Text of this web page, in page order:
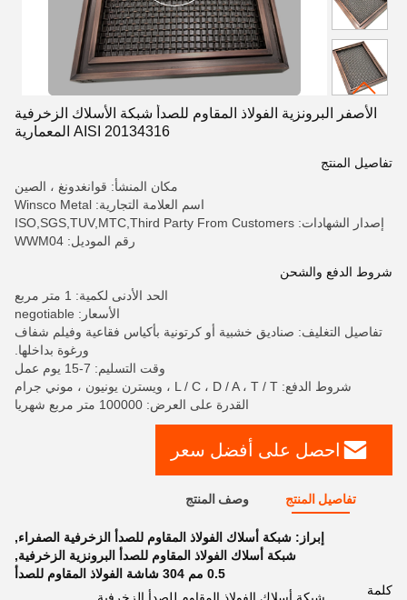
الأصفر البرونزية الفولاذ المقاوم للصدأ شبكة الأسلاك الزخرفية
AISI 20134316 المعمارية
تفاصيل المنتج
مكان المنشأ: قوانغدونغ ، الصين
اسم العلامة التجارية: Winsco Metal
إصدار الشهادات: ISO,SGS,TUV,MTC,Third Party From Customers
رقم الموديل: WWM04
شروط الدفع والشحن
الحد الأدنى لكمية: 1 متر مربع
الأسعار: negotiable
تفاصيل التغليف: صناديق خشبية أو كرتونية بأكياس فقاعية وفيلم شفاف
ورغوة بداخلها.
وقت التسليم: 7-15 يوم عمل
شروط الدفع: L / C ، D / A ، T / T ، ويسترن يونيون ، موني جرام
القدرة على العرض: 100000 متر مربع شهريا
احصل على أفضل سعر
تفاصيل المنتج وصف المنتج
إبراز: شبكة أسلاك الفولاذ المقاوم للصدأ الزخرفية الصفراء,
شبكة أسلاك الفولاذ المقاوم للصدأ البرونزية الزخرفية,
0.5 مم 304 شاشة الفولاذ المقاوم للصدأ
كلمة